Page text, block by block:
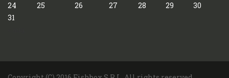
24
25 26 27 28 29
30
31